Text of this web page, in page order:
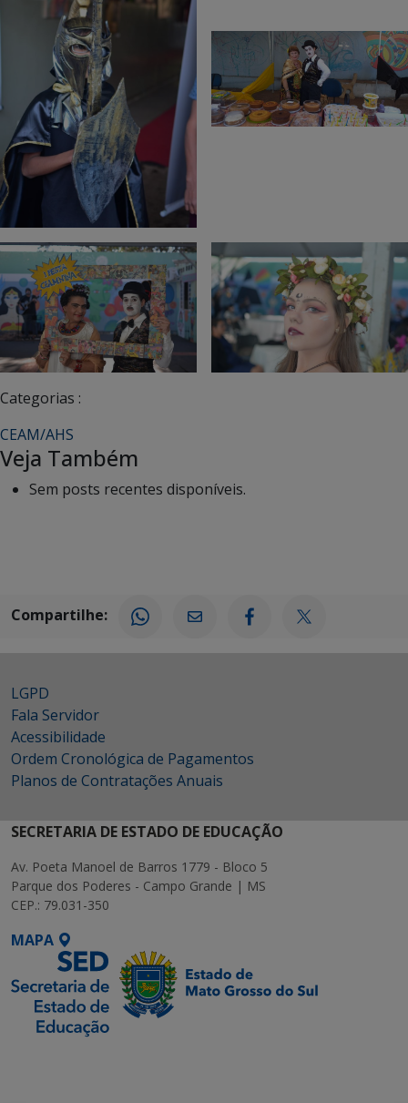
Categorias :
CEAM/AHS
Veja Também
Sem posts recentes disponíveis.
Compartilhe:
LGPD
Fala Servidor
Acessibilidade
Ordem Cronológica de Pagamentos
Planos de Contratações Anuais
SECRETARIA DE ESTADO DE EDUCAÇÃO
Av. Poeta Manoel de Barros 1779 - Bloco 5
Parque dos Poderes - Campo Grande | MS
CEP.: 79.031-350
MAPA